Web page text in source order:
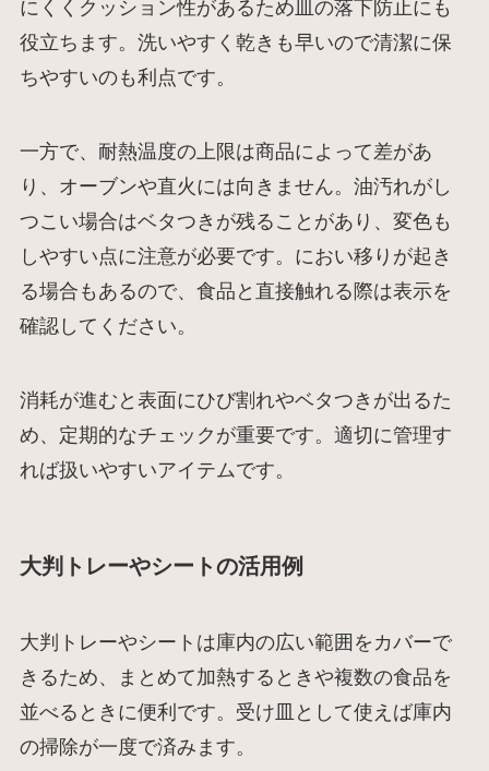
にくくクッション性があるため皿の落下防止にも
役立ちます。洗いやすく乾きも早いので清潔に保
ちやすいのも利点です。
一方で、耐熱温度の上限は商品によって差があ
り、オーブンや直火には向きません。油汚れがし
つこい場合はベタつきが残ることがあり、変色も
しやすい点に注意が必要です。におい移りが起き
る場合もあるので、食品と直接触れる際は表示を
確認してください。
消耗が進むと表面にひび割れやベタつきが出るた
め、定期的なチェックが重要です。適切に管理す
れば扱いやすいアイテムです。
大判トレーやシートの活用例
大判トレーやシートは庫内の広い範囲をカバーで
きるため、まとめて加熱するときや複数の食品を
並べるときに便利です。受け皿として使えば庫内
の掃除が一度で済みます。